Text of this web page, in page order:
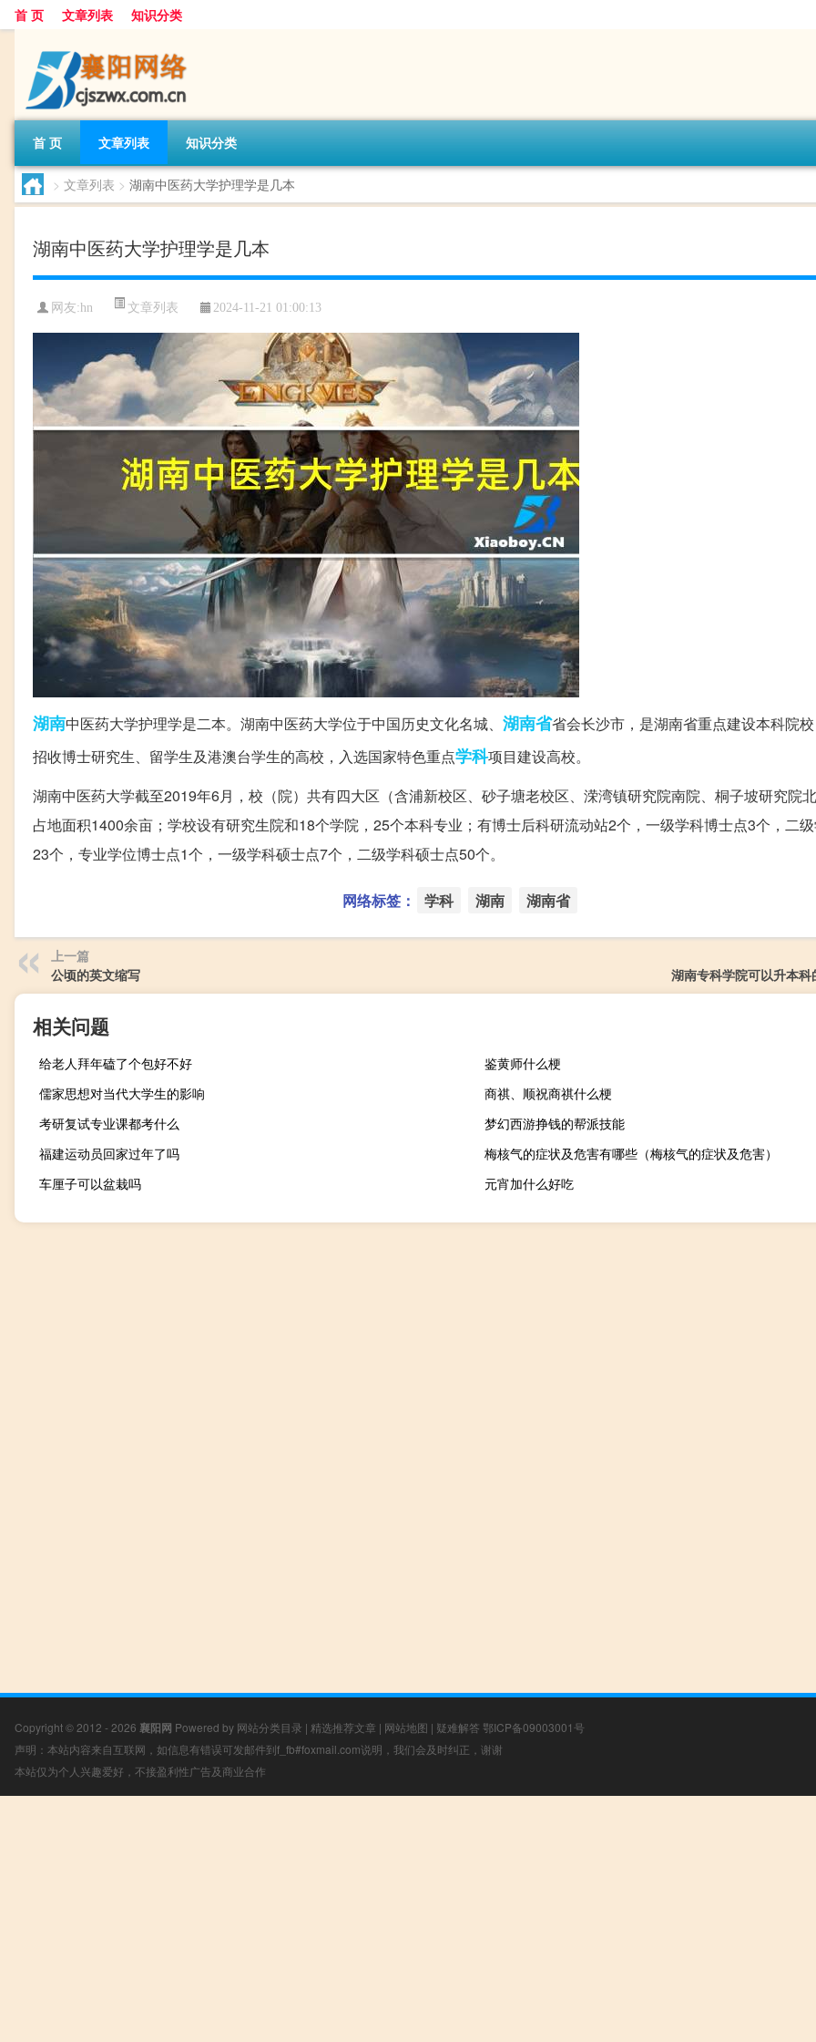
首 页 文章列表 知识分类
首 页 文章列表 知识分类
> 文章列表 > 湖南中医药大学护理学是几本
湖南中医药大学护理学是几本
网友:hn 文章列表 2024-11-21 01:00:13
湖南中医药大学护理学是二本。湖南中医药大学位于中国历史文化名城、 湖南省省会长沙市，是湖南省重点建设本科院
招收博士研究生、留学生及港澳台学生的高校，入选国家特色重点学科项目建设高校。
湖南中医药大学截至2019年6月，校（院）共有四大区（含浦新校区、砂子塘老校区、溁湾镇研究院南院、桐子坡研究院
占地面积1400余亩；学校设有研究生院和18个学院，25个本科专业；有博士后科研流动站2个，一级学科博士点3个，二
23个，专业学位博士点1个，一级学科硕士点7个，二级学科硕士点50个。
网络标签： 学科 湖南 湖南省
上一篇
公顷的英文缩写
湖南专科学院可以升本
相关问题
给老人拜年磕了个包好不好
鉴黄师什么梗
儒家思想对当代大学生的影响
商祺、顺祝商祺什么梗
考研复试专业课都考什么
梦幻西游挣钱的帮派技能
福建运动员回家过年了吗
梅核气的症状及危害有哪些（梅核气的症状及危害）
车厘子可以盆栽吗
元宵加什么好吃
Copyright © 2012 - 2026 襄阳网 Powered by 网站分类目录 | 精选推荐文章 | 网站地图 | 疑难解答 鄂ICP备09003001号
声明：本站内容来自互联网，如信息有错误可发邮件到f_fb#foxmail.com说明，我们会及时纠正，谢谢
本站仅为个人兴趣爱好，不接盈利性广告及商业合作